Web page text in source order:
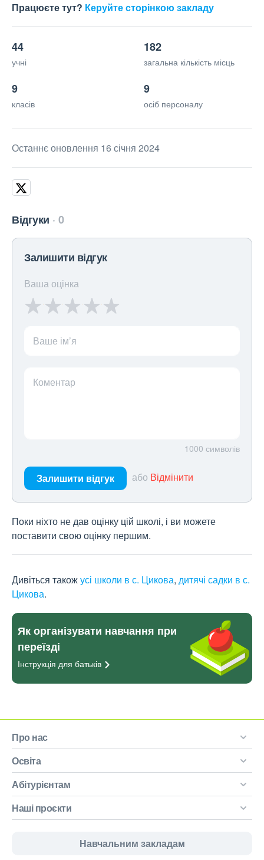
Працюєте тут? Керуйте сторінкою закладу
44
учні
182
загальна кількість місць
9
класів
9
осіб персоналу
Останнє оновлення 16 січня 2024
Відгуки 0
Залишити відгук
Ваша оцінка
Ваше ім’я
Коментар
1000 символів
Залишити відгук або Відмінити
Поки ніхто не дав оцінку цій школі, і ви можете
поставити свою оцінку першим.
Дивіться такожусі школи в с. Цикова, дитячі садки в с.
Цикова.
Як організувати навчання при
переїзді
Інструкція для батьків
Про нас
Освіта
Абітурієнтам
Наші проєкти
Навчальним закладам